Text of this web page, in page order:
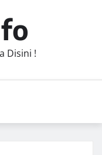
Disini !